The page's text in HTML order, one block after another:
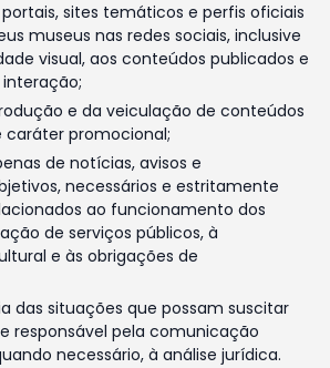
sites temáticos e perfis oficiais
museus nas redes sociais, inclusive
visual, aos conteúdos publicados e
e da veiculação de conteúdos
caráter promocional;
de notícias, avisos e
necessários e estritamente
ao funcionamento dos
de serviços públicos, à
e às obrigações de
das situações que possam suscitar
responsável pela comunicação
necessário, à análise jurídica.